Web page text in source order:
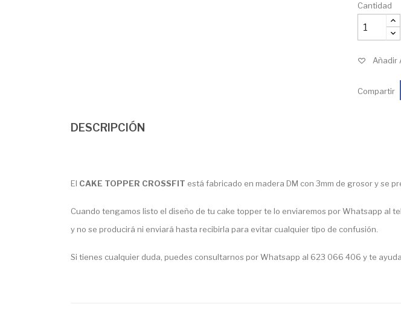
Cantidad
Añadir
Compartir
DESCRIPCIÓN
El CAKE TOPPER CROSSFIT está fabricado en madera DM con 3mm de grosor y se
Cuando tengamos listo el diseño de tu cake topper te lo enviaremos por Whatsapp al
y no se producirá ni enviará hasta recibirla para evitar cualquier tipo de confusión.
Si tienes cualquier duda, puedes consultarnos por Whatsapp al 623 066 406 y te